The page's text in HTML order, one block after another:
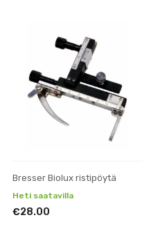
Bresser Biolux ristipöytä
Heti saatavilla
€28.00